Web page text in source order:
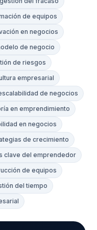
de equipos
en negocios
de negocio
de riesgos
empresarial
de negocios
en emprendimiento
en negocios
de crecimiento
clave del emprendedor
de equipos
del tiempo